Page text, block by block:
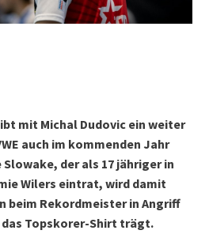
mit Michal Dudovic ein weiter
auch im kommenden Jahr
der als 17 jähriger in
Wilers eintrat, wird damit
beim Rekordmeister in Angriff
Topskorer-Shirt trägt.